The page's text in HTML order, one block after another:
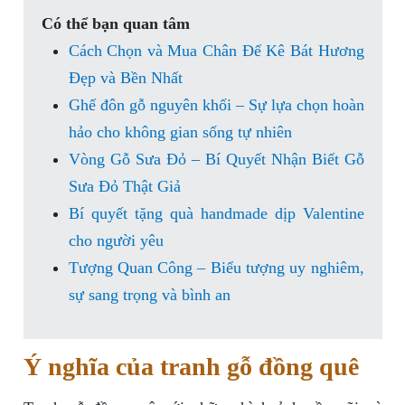
Có thể bạn quan tâm
Cách Chọn và Mua Chân Đế Kê Bát Hương
Đẹp và Bền Nhất
Ghế đôn gỗ nguyên khối – Sự lựa chọn hoàn
hảo cho không gian sống tự nhiên
Vòng Gỗ Sưa Đỏ – Bí Quyết Nhận Biết Gỗ
Sưa Đỏ Thật Giả
Bí quyết tặng quà handmade dịp Valentine
cho người yêu
Tượng Quan Công – Biểu tượng uy nghiêm,
sự sang trọng và bình an
Ý nghĩa của tranh gỗ đồng quê